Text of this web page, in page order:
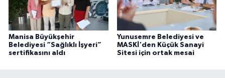
Manisa Büyükşehir
Belediyesi “Sağlıklı İşyeri”
sertifikasını aldı
Yunusemre Belediyesi ve
MASKİ'den Küçük Sanayi
Sitesi için ortak mesai